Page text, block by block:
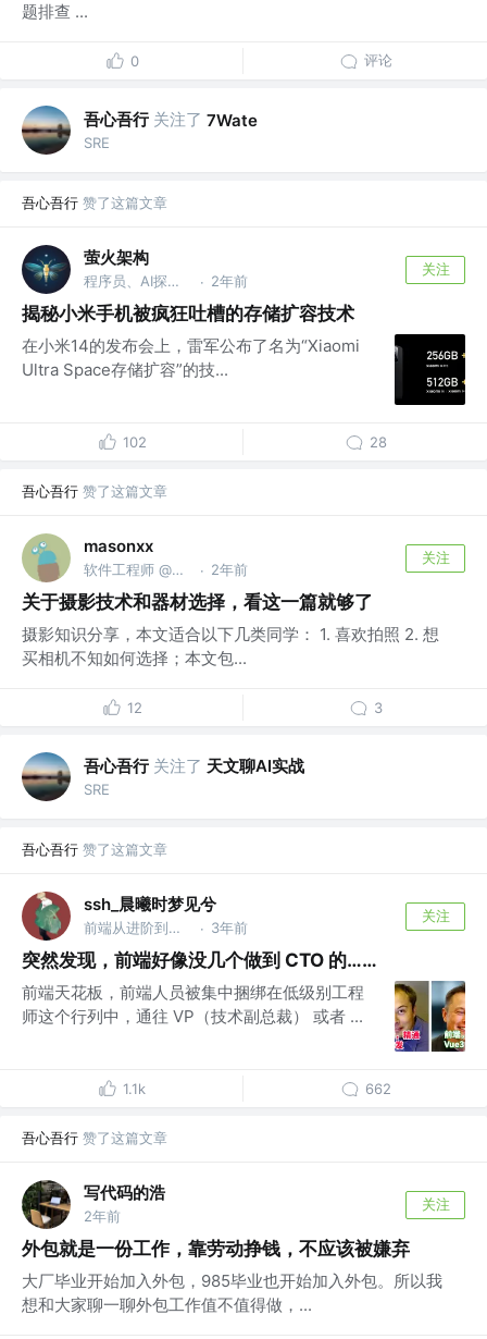
题排查 ...
0 评论
吾心吾行 关注了 7Wate
SRE
吾心吾行 赞了这篇文章
萤火架构
程序员、AI探索者 · 2年前
关注
揭秘小米手机被疯狂吐槽的存储扩容技术
在小米14的发布会上，雷军公布了名为“Xiaomi
Ultra Space存储扩容”的技...
102 28
吾心吾行 赞了这篇文章
masonxx
软件工程师 @滴滴 · 2年前
关注
关于摄影技术和器材选择，看这一篇就够了
摄影知识分享，本文适合以下几类同学： 1. 喜欢拍照 2. 想
买相机不知如何选择；本文包...
12 3
吾心吾行 关注了 天文聊AI实战
SRE
吾心吾行 赞了这篇文章
ssh_晨曦时梦见兮
前端从进阶到入院 @字节跳动 · 3年前
关注
突然发现，前端好像没几个做到 CTO 的……
前端天花板，前端人员被集中捆绑在低级别工程
师这个行列中，通往 VP（技术副总裁） 或者 ...
1.1k 662
吾心吾行 赞了这篇文章
写代码的浩
2年前
关注
外包就是一份工作，靠劳动挣钱，不应该被嫌弃
大厂毕业开始加入外包，985毕业也开始加入外包。所以我
想和大家聊一聊外包工作值不值得做，...